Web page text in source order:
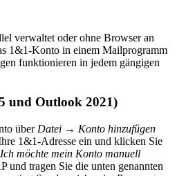
verwaltet oder ohne Browser an
1&1-Konto in einem Mailprogramm
funktionieren in jedem gängigen
und Outlook 2021)
über Datei → Konto hinzufügen
1&1-Adresse ein und klicken Sie
möchte mein Konto manuell
und tragen Sie die unten genannten